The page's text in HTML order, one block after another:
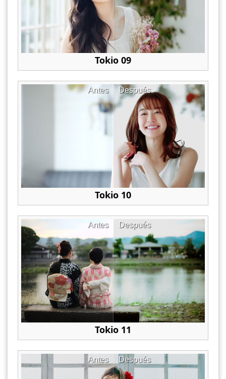
Tokio 09
Después
Antes
Tokio 10
Después
Antes
Tokio 11
Después
Antes